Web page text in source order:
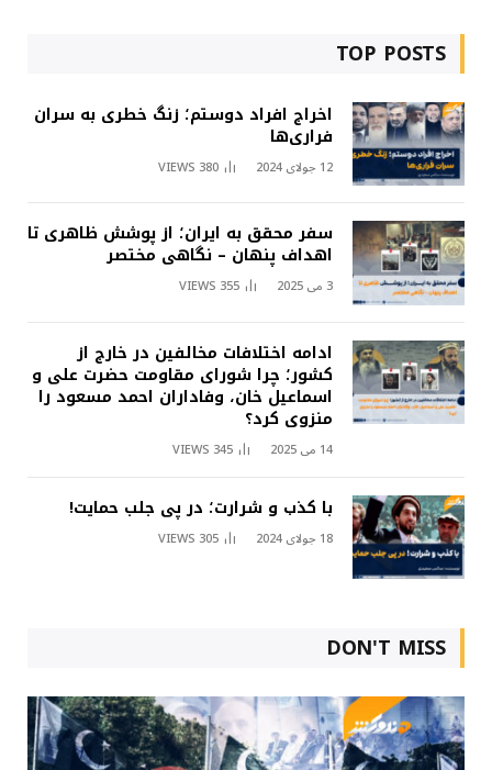
TOP POSTS
اخراج افراد دوستم؛ زنگ خطری به سران
فراری‌ها
12 جولای 2024 380
VIEWS
سفر محقق به ایران؛ از پوشش ظاهری تا
اهداف پنهان – نگاهی مختصر
3 می 2025 355
VIEWS
ادامه اختلافات مخالفین در خارج از
کشور؛ چرا شورای مقاومت حضرت علی و
اسماعیل خان، وفاداران احمد مسعود را
منزوی کرد؟
14 می 2025 345
VIEWS
با کذب و شرارت؛ در پی جلب حمایت!
18 جولای 2024 305
VIEWS
DON'T MISS